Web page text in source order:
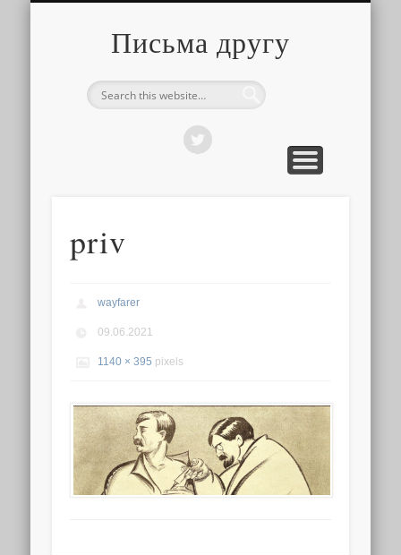
Письма другу
priv
wayfarer
09.06.2021
1140 × 395 pixels